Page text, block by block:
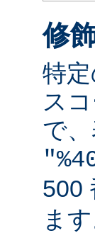
修
特
ス
で
500
ま